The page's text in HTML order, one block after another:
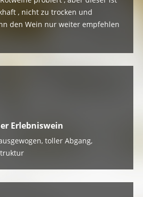
, nicht zu trocken und
den Wein nur weiter empfehlen
Erlebniswein
toller Abgang,